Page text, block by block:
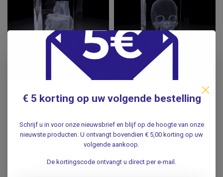
menselijk hart in
24,95
Excl. btw
menselijke schedel in
24,95
20,62 Excl. btw
€ 5 korting op uw volgende bestelling
Schrijf u in voor onze nieuwsbrief en blijf op de hoogte van onze
nieuwste producten. U ontvangt bovendien € 5,00 korting op uw
volgende aankoop.
De kortingscode ontvangt u direct per e-mail.